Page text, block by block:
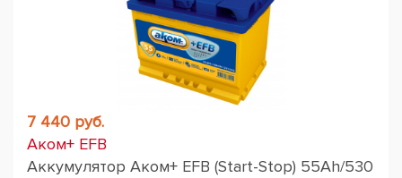
7 440 руб.
Аком+ EFB
Аккумулятор Аком+ EFB (Start-Stop) 55Ah/530